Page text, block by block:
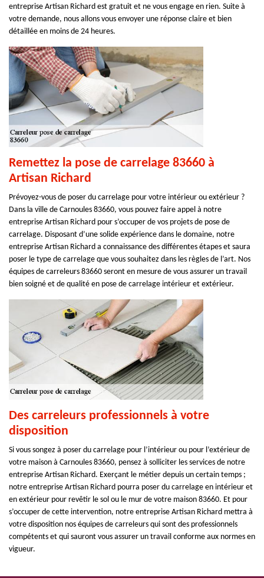
entreprise Artisan Richard est gratuit et ne vous engage en rien. Suite à
votre demande, nous allons vous envoyer une réponse claire et bien
détaillée en moins de 24 heures.
Remettez la pose de carrelage 83660 à
Artisan Richard
Prévoyez-vous de poser du carrelage pour votre intérieur ou extérieur ?
Dans la ville de Carnoules 83660, vous pouvez faire appel à notre
entreprise Artisan Richard pour s’occuper de vos projets de pose de
carrelage. Disposant d’une solide expérience dans le domaine, notre
entreprise Artisan Richard a connaissance des différentes étapes et saura
poser le type de carrelage que vous souhaitez dans les règles de l’art. Nos
équipes de carreleurs 83660 seront en mesure de vous assurer un travail
bien soigné et de qualité en pose de carrelage intérieur et extérieur.
Des carreleurs professionnels à votre
disposition
Si vous songez à poser du carrelage pour l’intérieur ou pour l’extérieur de
votre maison à Carnoules 83660, pensez à solliciter les services de notre
entreprise Artisan Richard. Exerçant le métier depuis un certain temps ;
notre entreprise Artisan Richard pourra poser du carrelage en intérieur et
en extérieur pour revêtir le sol ou le mur de votre maison 83660. Et pour
s’occuper de cette intervention, notre entreprise Artisan Richard mettra à
votre disposition nos équipes de carreleurs qui sont des professionnels
compétents et qui sauront vous assurer un travail conforme aux normes en
vigueur.